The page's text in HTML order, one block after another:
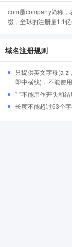
com是company简称，
缀，全球的注册量1.1
域名注册规则
只提供英文字母(a-z
即中横线)，不能使
"-"不能用作开头和结
长度不能超过63个字